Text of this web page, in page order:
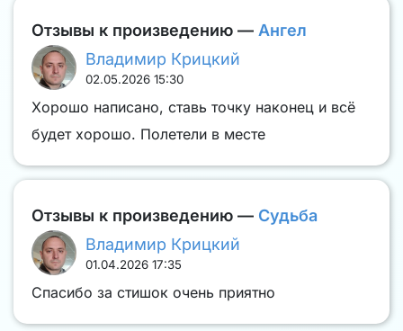
Отзывы к произведению — Ангел
Владимир Крицкий
02.05.2026 15:30
Хорошо написано, ставь точку наконец и всё
будет хорошо. Полетели в месте
Отзывы к произведению — Судьба
Владимир Крицкий
01.04.2026 17:35
Спасибо за стишок очень приятно